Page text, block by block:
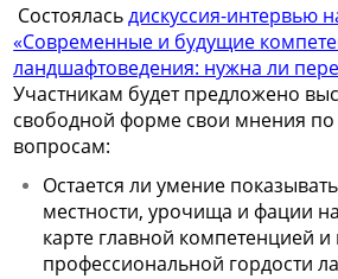
Состояласьдискуссия-интервью
«Современные и будущие
ландшафтоведения: нужна ли
Участникам будет предложено
свободной форме свои мнения
вопросам:
Остается ли умение
местности, урочища и фации
карте главной компетенцией
профессиональной гордости